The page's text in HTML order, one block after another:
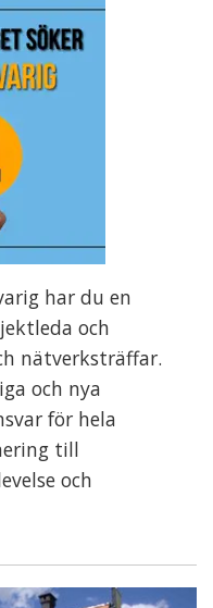
har du en
och
nätverksträffar.
och nya
för hela
till
och